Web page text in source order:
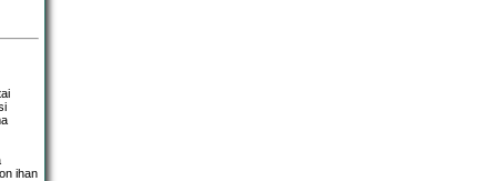
on ihan